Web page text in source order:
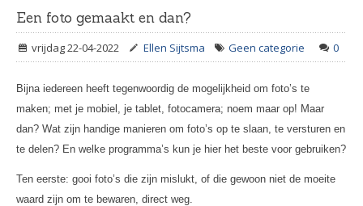
Een foto gemaakt en dan?
0
vrijdag 22-04-2022 Ellen Sijtsma Geen categorie
Bijna iedereen heeft tegenwoordig de mogelijkheid om foto’s te
maken; met je mobiel, je tablet, fotocamera; noem maar op! Maar
dan? Wat zijn handige manieren om foto’s op te slaan, te versturen en
te delen? En welke programma’s kun je hier het beste voor gebruiken?
Ten eerste: gooi foto’s die zijn mislukt, of die gewoon niet de moeite
waard zijn om te bewaren, direct weg.